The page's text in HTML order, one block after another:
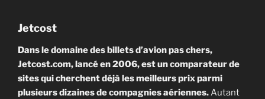
Jetcost
Dans le domaine des billets d’avion pas chers,
Jetcost.com, lancé en 2006, est un comparateur de
sites qui cherchent déjà les meilleurs prix parmi
plusieurs dizaines de compagnies aériennes.Autant